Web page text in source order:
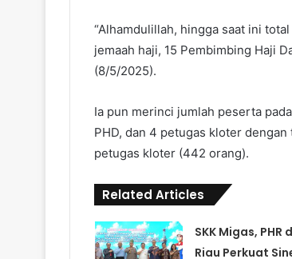
“Alhamdulillah, hingga saat ini
jemaah haji, 15 Pembimbing Haji
(8/5/2025).
Ia pun merinci jumlah peserta
PHD, dan 4 petugas kloter
petugas kloter (442 orang).
Related Articles
SKK Migas, PHR
Riau Perkuat